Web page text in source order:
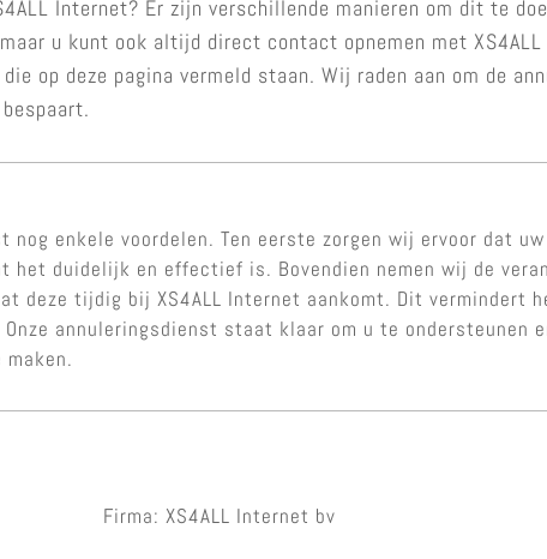
Internet? Er zijn verschillende manieren om dit te
u kunt ook altijd direct contact opnemen met
op deze pagina vermeld staan. Wij raden aan om de
nog enkele voordelen. Ten eerste zorgen wij ervoor dat
het duidelijk en effectief is. Bovendien nemen wij de
deze tijdig bij XS4ALL Internet aankomt. Dit vermindert
annuleringsdienst staat klaar om u te ondersteunen
Firma: XS4ALL Internet bv